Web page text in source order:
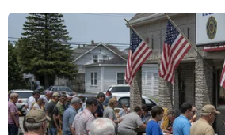
COVID-19: Chính phủ
niệm hộ chiếu vaccine
03/05/2021 03:24
Canada sẽ đưa ra một hình thức